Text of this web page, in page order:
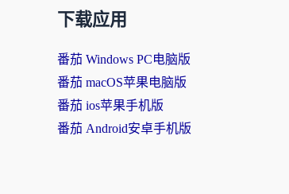
下载应用
番茄 Windows PC电脑版
番茄 macOS苹果电脑版
番茄 ios苹果手机版
番茄 Android安卓手机版